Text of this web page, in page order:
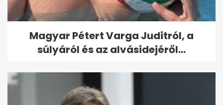
Magyar Pétert Varga Juditról, a
súlyáról és az alvásidejéről...